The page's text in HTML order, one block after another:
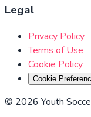
Legal
Privacy Policy
Terms of Use
Cookie Policy
Cookie
© 2026 Youth